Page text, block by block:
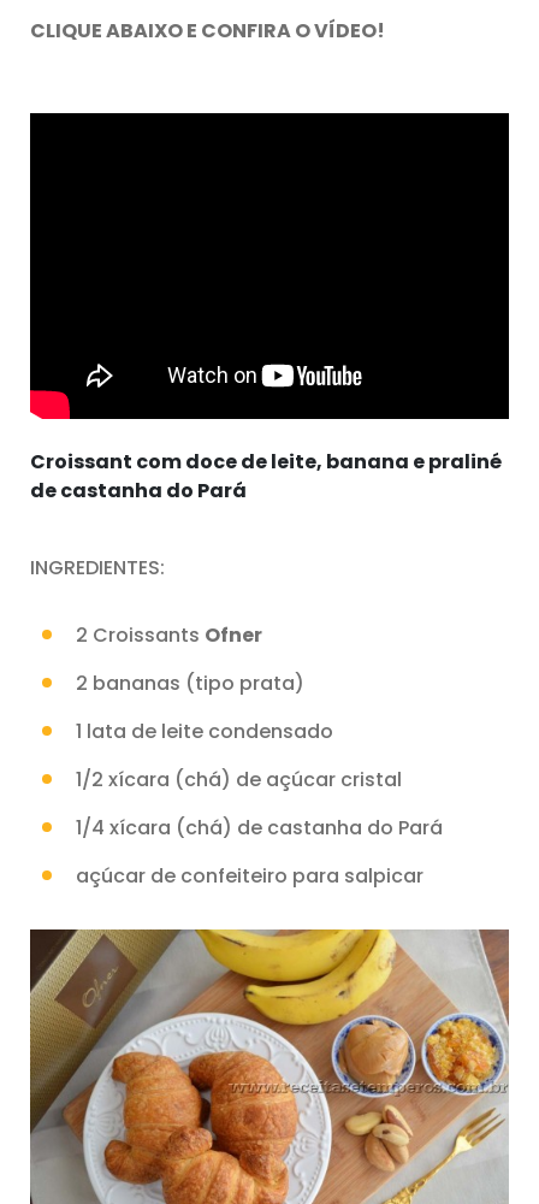
CLIQUE ABAIXO E CONFIRA O VÍDEO!
Croissant com doce de leite, banana e praliné
de castanha do Pará
INGREDIENTES:
2 Croissants Ofner
2 bananas (tipo prata)
1 lata de leite condensado
1/2 xícara (chá) de açúcar cristal
1/4 xícara (chá) de castanha do Pará
açúcar de confeiteiro para salpicar